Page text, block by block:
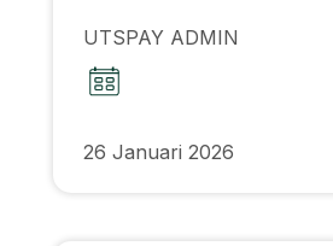
UTSPAY ADMIN
26 Januari 2026